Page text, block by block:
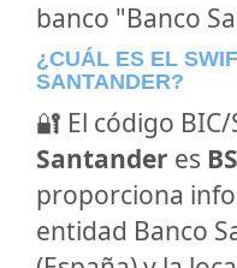
banco "Banco
¿CUÁL ES EL
SANTANDER?
🔐 El código BIC/
Santander es
proporciona
entidad Banco